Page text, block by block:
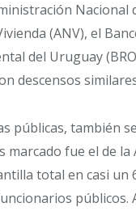
Nacional
(ANV), el
del Uruguay
descensos
públicas, también
marcado fue el de
total en casi un